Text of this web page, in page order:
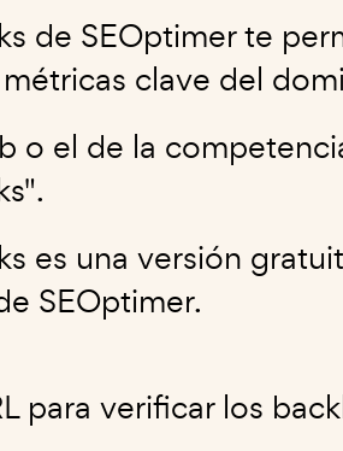
de SEOptimer te
clave del
el de la
es una versión
SEOptimer.
para verificar los